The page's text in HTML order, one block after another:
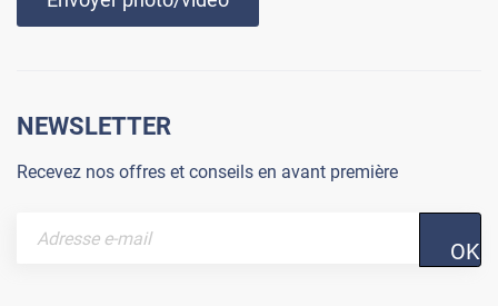
NEWSLETTER
Recevez nos offres et conseils en avant première
OK